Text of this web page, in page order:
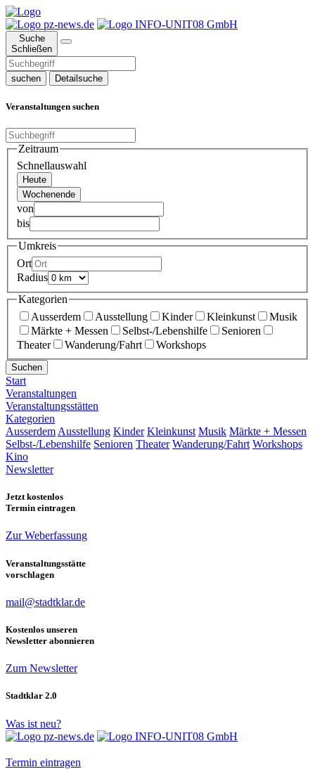
Suche
Schließen
suchen Detailsuche
Veranstaltungen suchen
Zeitraum
Schnellauswahl
Heute
Wochenende
von
bis
Umkreis
Ort
Radius
Kategorien
Ausserdem
Ausstellung Kinder Kleinkunst
Musik
Märkte + Messen
Selbst-/Lebenshilfe
Senioren
Theater
Wanderung/Fahrt Workshops
Suchen
Start
Veranstaltungen
Veranstaltungsstätten
Kategorien
Ausserdem Ausstellung Kinder Kleinkunst Musik Märkte + Messen
Selbst-/Lebenshilfe Senioren Theater Wanderung/Fahrt Workshops
Kino
Newsletter
Jetzt kostenlos
Termin eintragen
Zur Weberfassung
Veranstaltungsstätte
vorschlagen
mail@stadtklar.de
Kostenlos unseren
Newsletter abonnieren
Zum Newsletter
Stadtklar 2.0
Was ist neu?
Termin eintragen